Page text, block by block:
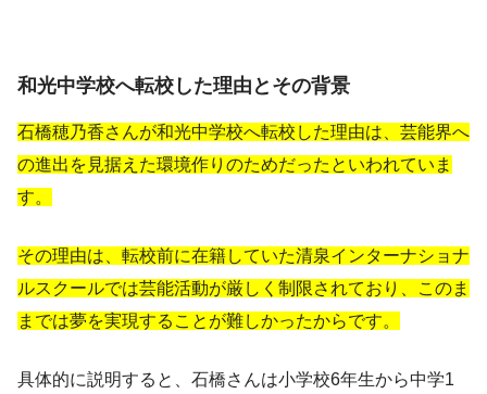
和光中学校へ転校した理由とその背景
石橋穂乃香さんが和光中学校へ転校した理由は、芸能界へ
の進出を見据えた環境作りのためだったといわれていま
す。
その理由は、転校前に在籍していた清泉インターナショナ
ルスクールでは芸能活動が厳しく制限されており、このま
までは夢を実現することが難しかったからです。
具体的に説明すると、石橋さんは小学校6年生から中学1